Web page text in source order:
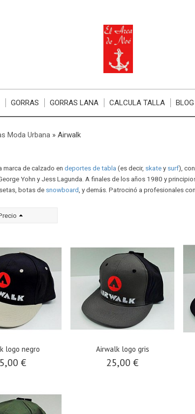
GORRAS GORRAS LANA CALCULA TALLA BLOG
Moda Urbana» Airwalk
marca de calzado en deportes de tabla (es decir, skatey surf),
Yohn y Jess Lagunda. A finales de los años 1980 y
botas de snowboard , y demás. Patrocinó a profesionales
logo negro
€
Airwalk logo gris
25,00 €